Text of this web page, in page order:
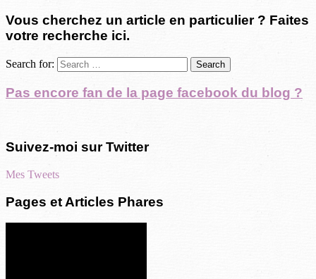
Vous cherchez un article en particulier ? Faites
votre recherche ici.
Search for:
Pas encore fan de la page facebook du blog ?
Suivez-moi sur Twitter
Mes Tweets
Pages et Articles Phares